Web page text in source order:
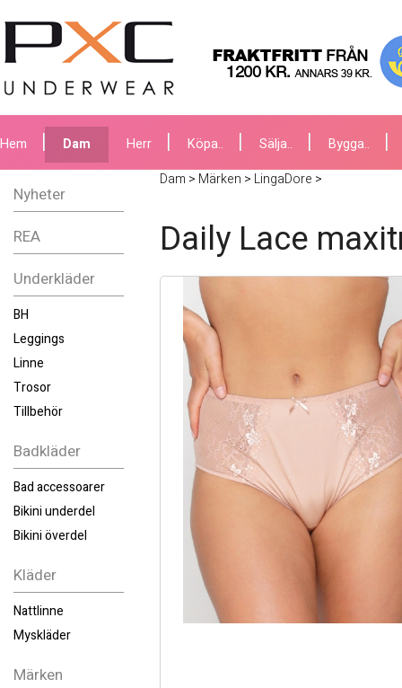
Hem Dam Herr Köpa.. Sälja.. Bygga..
Nyheter
REA
Underkläder
BH
Leggings
Linne
Trosor
Tillbehör
Badkläder
Bad accessoarer
Bikini underdel
Bikini överdel
Kläder
Nattlinne
Myskläder
Märken
Dam > Märken > LingaDore >
Daily Lace